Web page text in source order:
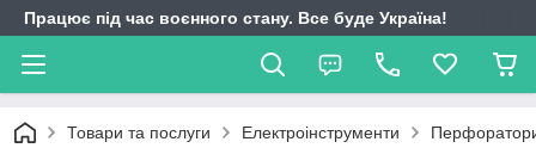
Працює під час воєнного стану. Все буде Україна!
Товари та послуги Електроінструменти